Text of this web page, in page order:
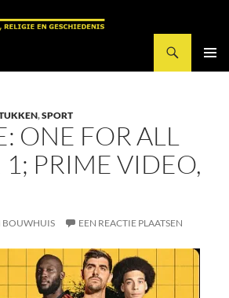
,SPORT
ONE FOR ALL
PRIME VIDEO,
BOUWHUIS EEN REACTIE PLAATSEN